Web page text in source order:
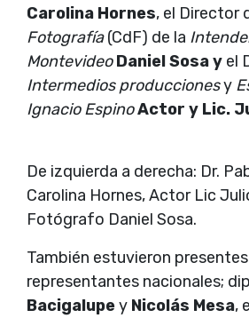
Carolina Hornes, el Director
Fotografía(CdF) de la
Montevideo Daniel Sosa y el
Intermedios produccionesy
Ignacio EspinoActor y Lic.
De izquierda a derecha: Dr.
Carolina Hornes, Actor Lic
Fotógrafo Daniel Sosa.
También estuvieron
representantes nacionales;
Bacigalupey Nicolás Mesa,